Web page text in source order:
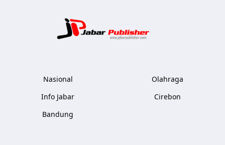
Nasional
Info Jabar
Bandung
Olahraga
Cirebon